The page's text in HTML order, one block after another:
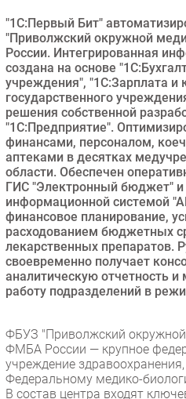
Здоровье
РАЗДЕЛЫ
Новости
Аналитика
Интервью
Мероприятия
Проекты
IT класс
Тестовый стенд
Каталог компаний
"1С:Первый Бит"
"Приволжский окружной
России. Интегрированная
создана на основе
учреждения", "1С:Зарплата и
государственного
решения собственной
"1С:Предприятие".
финансами, персоналом,
аптеками в десятках
области. Обеспечен
ГИС "Электронный бюджет"
информационной системой
финансовое планирование,
расходованием бюджетных
лекарственных препаратов.
своевременно получает
аналитическую отчетность
работу подразделений в
ФБУЗ "Приволжский
ФМБА России — крупное
учреждение
Федеральному медико-
В состав центра входят